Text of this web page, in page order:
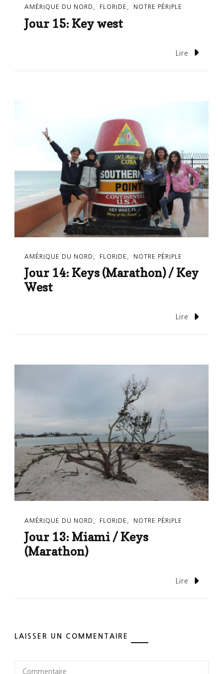
AMÉRIQUE DU NORD FLORIDE NOTRE PÉRIPLE
Jour 15: Key west
Lire
AMÉRIQUE DU NORD FLORIDE NOTRE PÉRIPLE
Jour 14: Keys (Marathon) / Key
West
Lire
AMÉRIQUE DU NORD FLORIDE NOTRE PÉRIPLE
Jour 13: Miami / Keys
(Marathon)
Lire
LAISSER UN COMMENTAIRE